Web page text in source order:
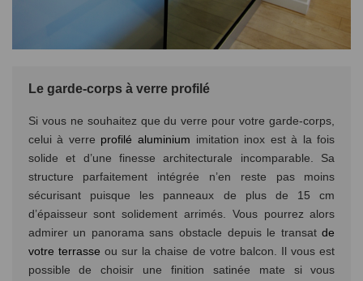
Le garde-corps à verre profilé
Si vous ne souhaitez que du verre pour votre garde-corps,
celui à verre profilé aluminium imitation inox est à la fois
solide et d’une finesse architecturale incomparable. Sa
structure parfaitement intégrée n’en reste pas moins
sécurisant puisque les panneaux de plus de 15 cm
d’épaisseur sont solidement arrimés. Vous pourrez alors
admirer un panorama sans obstacle depuis le transatde
votre terrasse ou sur la chaise de votre balcon. Il vous est
possible de choisir une finition satinée mate si vous